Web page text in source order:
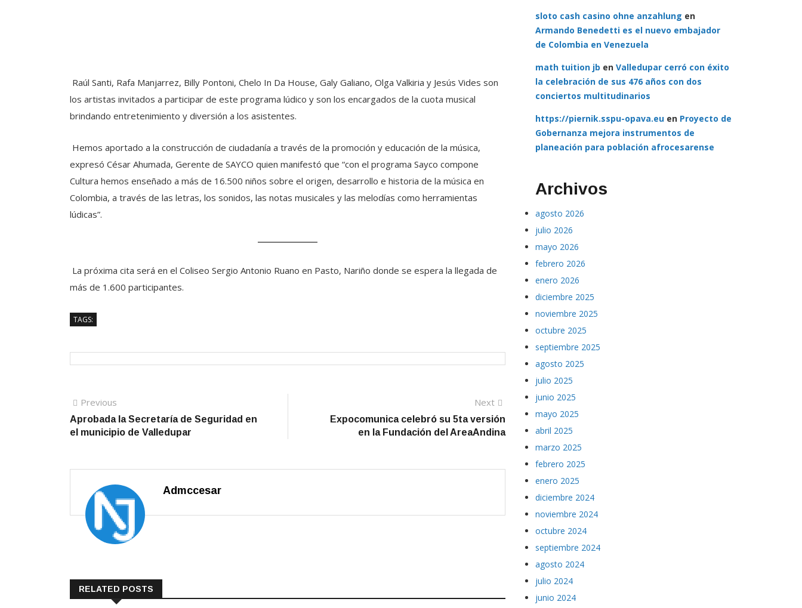
Raúl Santi, Rafa Manjarrez, Billy Pontoni, Chelo In Da House, Galy Galiano, Olga Valkiria y Jesús Vides son
los artistas invitados a participar de este programa lúdico y son los encargados de la cuota musical
brindando entretenimiento y diversión a los asistentes.
Hemos aportado a la construcción de ciudadanía a través de la promoción y educación de la música,
expresó César Ahumada, Gerente de SAYCO quien manifestó que “con el programa Sayco compone
Cultura hemos enseñado a más de 16.500 niños sobre el origen, desarrollo e historia de la música en
Colombia, a través de las letras, los sonidos, las notas musicales y las melodías como herramientas
lúdicas”.
La próxima cita será en el Coliseo Sergio Antonio Ruano en Pasto, Nariño donde se espera la llegada de
más de 1.600 participantes.
TAGS:
Navegación
de
Previous
post:
Aprobada la Secretaría de Seguridad en
el municipio de Valledupar
Next
post:
Expocomunica celebró su 5ta versión
en la Fundación del AreaAndina
Admccesar
RELATED POSTS
sloto cash casino ohne anzahlung en
Armando Benedetti es el nuevo embajador
de Colombia en Venezuela
math tuition jb en Valledupar cerró con éxito
la celebración de sus 476 años con dos
conciertos multitudinarios
https://piernik.sspu-opava.eu en Proyecto de
Gobernanza mejora instrumentos de
planeación para población afrocesarense
Archivos
agosto 2026
julio 2026
mayo 2026
febrero 2026
enero 2026
diciembre 2025
noviembre 2025
octubre 2025
septiembre 2025
agosto 2025
julio 2025
junio 2025
mayo 2025
abril 2025
marzo 2025
febrero 2025
enero 2025
diciembre 2024
noviembre 2024
octubre 2024
septiembre 2024
agosto 2024
julio 2024
junio 2024